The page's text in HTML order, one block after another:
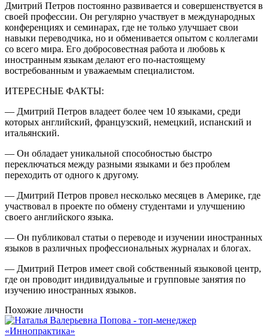
Дмитрий Петров постоянно развивается и совершенствуется в
своей профессии. Он регулярно участвует в международных
конференциях и семинарах, где не только улучшает свои
навыки переводчика, но и обменивается опытом с коллегами
со всего мира. Его добросовестная работа и любовь к
иностранным языкам делают его по-настоящему
востребованным и уважаемым специалистом.
ИТЕРЕСНЫЕ ФАКТЫ:
— Дмитрий Петров владеет более чем 10 языками, среди
которых английский, французский, немецкий, испанский и
итальянский.
— Он обладает уникальной способностью быстро
переключаться между разными языками и без проблем
переходить от одного к другому.
— Дмитрий Петров провел несколько месяцев в Америке, где
участвовал в проекте по обмену студентами и улучшению
своего английского языка.
— Он публиковал статьи о переводе и изучении иностранных
языков в различных профессиональных журналах и блогах.
— Дмитрий Петров имеет свой собственный языковой центр,
где он проводит индивидуальные и групповые занятия по
изучению иностранных языков.
Похожие личности